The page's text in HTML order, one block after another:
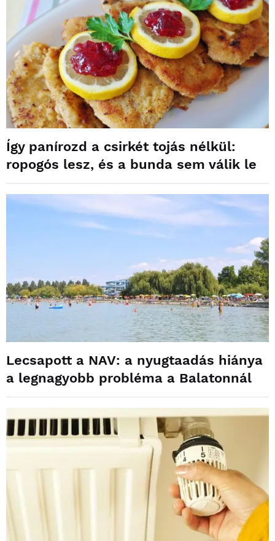
Így panírozd a csirkét tojás nélkül:
ropogós lesz, és a bunda sem válik le
Lecsapott a NAV: a nyugtaadás hiánya
a legnagyobb probléma a Balatonnál